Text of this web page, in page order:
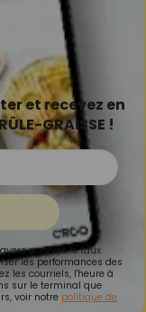
et recevez en
GRAISSE !
analyse le taux
les performances des
les courriels, l'heure à
sur le terminal que
voir notre politique de